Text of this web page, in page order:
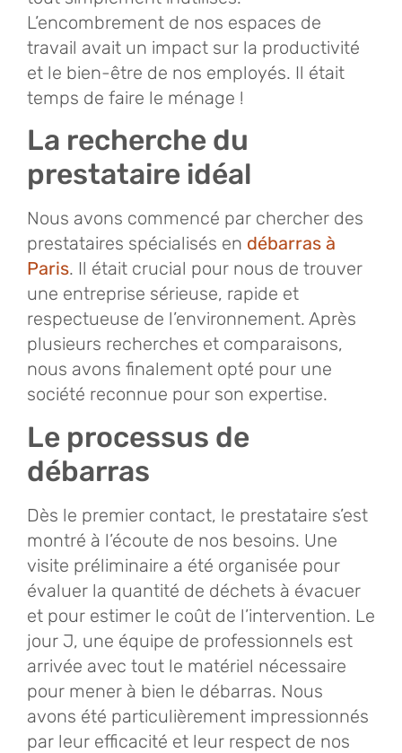
L’encombrement de nos espaces de
travail avait un impact sur la productivité
et le bien-être de nos employés. Il était
temps de faire le ménage !
La recherche du
prestataire idéal
Nous avons commencé par chercher des
prestataires spécialisés en débarras à
Paris. Il était crucial pour nous de trouver
une entreprise sérieuse, rapide et
respectueuse de l’environnement. Après
plusieurs recherches et comparaisons,
nous avons finalement opté pour une
société reconnue pour son expertise.
Le processus de
débarras
Dès le premier contact, le prestataire s’est
montré à l’écoute de nos besoins. Une
visite préliminaire a été organisée pour
évaluer la quantité de déchets à évacuer
et pour estimer le coût de l’intervention. Le
jour J, une équipe de professionnels est
arrivée avec tout le matériel nécessaire
pour mener à bien le débarras. Nous
avons été particulièrement impressionnés
par leur efficacité et leur respect de nos